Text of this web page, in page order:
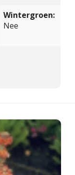
Wintergroen:
Nee